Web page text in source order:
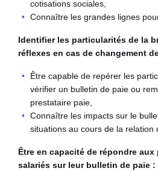
cotisations sociales,
Connaître les grandes lignes
Identifier les particularités de la
réflexes en cas de changement
Être capable de repérer les
vérifier un bulletin de paie ou
prestataire paie,
Connaître les impacts sur le
situations au cours de la relation
Être en capacité de répondre
salariés sur leur bulletin de paie :